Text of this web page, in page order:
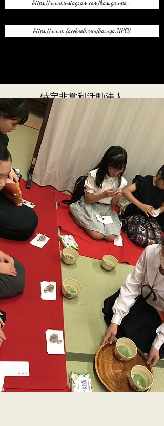
https://www.instagram.com/kasuga.npo_
https://www..facebook.com/kasuga.NPO/
特定非営利活動法人
かすが文化會について
kasuga1.bunka.info@gmail.com
2016年設立以来、特定非営利活動法人かすが文化會は
文化伝承の発展を
第一に、
文化庁の伝統文化事業活動にも全力で取り組んでおり
ます。
学校等教育機関・企業・団体・各種施設等での
講演ならびに講義、
イベント
開催等はお問合せ下さい。
また、当会は日本文化伝承教室として、
茶道・着付・華道・書道等の教室運営も行っており、
生徒募集も致しております。
お稽古場をお探しの方や、活動講師の募集等も併せて
お問合せ下さい。
教室案内はコチラ⇩
https://npo-kasugabunkakai.naraigoto.net
当会は、名古屋市子ども会活動アシストバンク
登録団体です⇩
https://nagoya-assistbank.jp/?
p=3227&post_type=event&preview=1&_ppp=41a1afcfa4